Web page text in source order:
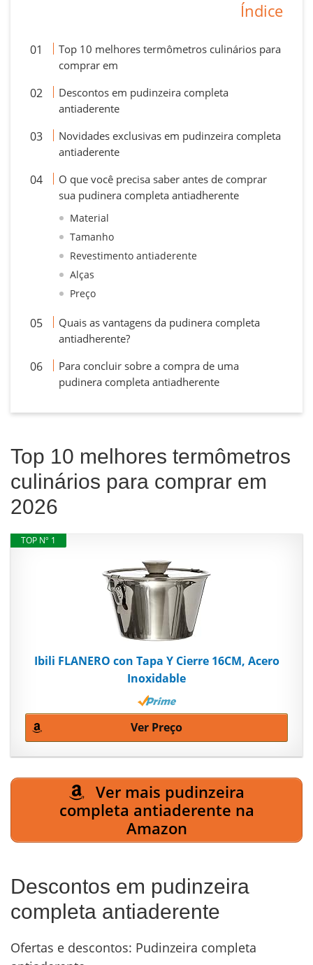
Índice
Top 10 melhores termômetros culinários para
comprar em
Descontos em pudinzeira completa
antiaderente
Novidades exclusivas em pudinzeira completa
antiaderente
O que você precisa saber antes de comprar
sua pudinera completa antiadherente
Material
Tamanho
Revestimento antiaderente
Alças
Preço
Quais as vantagens da pudinera completa
antiadherente?
Para concluir sobre a compra de uma
pudinera completa antiadherente
Top 10 melhores termômetros
culinários para comprar em
2026
TOP Nº 1
Ibili FLANERO con Tapa Y Cierre 16CM, Acero
Inoxidable
Ver Preço
Ver mais pudinzeira
completa antiaderente na
Amazon
Descontos em pudinzeira
completa antiaderente
Ofertas e descontos: Pudinzeira completa